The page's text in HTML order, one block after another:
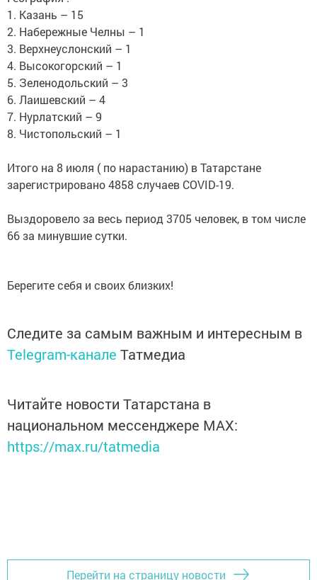
1. Казань – 15
2. Набережные Челны – 1
3. Верхнеуслонский – 1
4. Высокогорский – 1
5. Зеленодольский – 3
6. Лаишевский – 4
7. Нурлатский – 9
8. Чистопольский – 1
Итого на 8 июля ( по нарастанию) в Татарстане
зарегистрировано 4858 случаев COVID-19.
Выздоровело за весь период 3705 человек, в том числе
66 за минувшие сутки.
Берегите себя и своих близких!
Следите за самым важным и интересным в
Telegram-канале Татмедиа
Читайте новости Татарстана в
национальном мессенджере MАХ:
https://max.ru/tatmedia
Перейти на страницу новости